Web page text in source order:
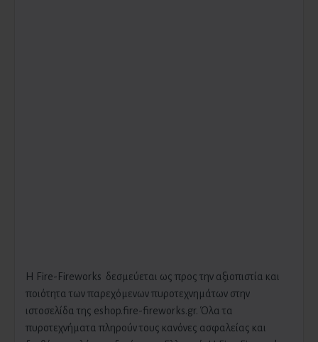
H Fire-Fireworks δεσμεύεται ως προς την αξιοπιστία και
ποιότητα των παρεχόμενων πυροτεχνημάτων στην
ιστοσελίδα της eshop.fire-fireworks.gr. Όλα τα
πυροτεχνήματα πληρούν τους κανόνες ασφαλείας και